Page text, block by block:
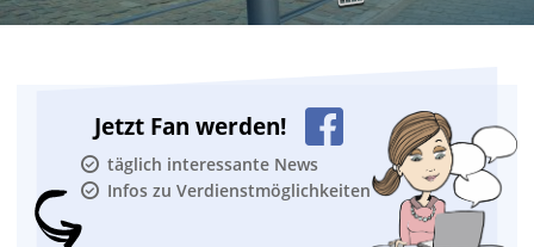
Jetzt Fan werden!
täglich interessante News
Infos zu Verdienstmöglichkeiten